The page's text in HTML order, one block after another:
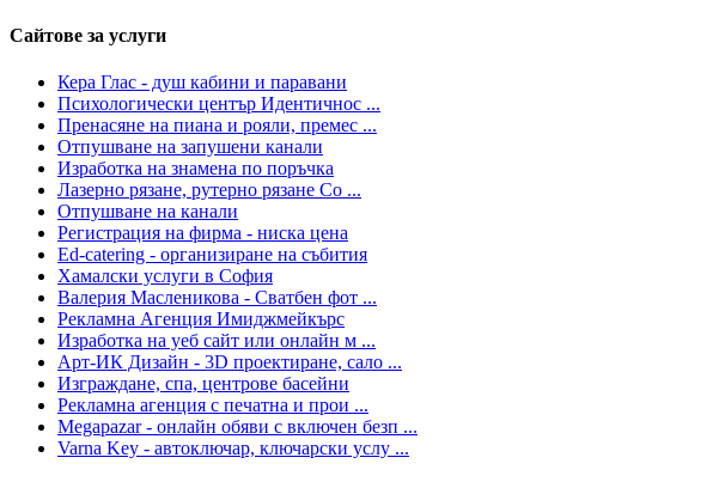
Сайтове за услуги
Кера Глас - душ кабини и паравани
Психологически център Идентичнос ...
Пренасяне на пиана и рояли, премес ...
Отпушване на запушени канали
Изработка на знамена по поръчка
Лазерно рязане, рутерно рязане Со ...
Отпушване на канали
Регистрация на фирма - ниска цена
Ed-catering - организиране на събития
Хамалски услуги в София
Валерия Масленикова - Сватбен фот ...
Рекламна Агенция Имиджмейкърс
Изработка на уеб сайт или онлайн м ...
Арт-ИК Дизайн - 3D проектиране, сало ...
Изграждане, спа, центрове басейни
Рекламна агенция с печатна и прои ...
Megapazar - онлайн обяви с включен безп ...
Varna Key - автоключар, ключарски услу ...